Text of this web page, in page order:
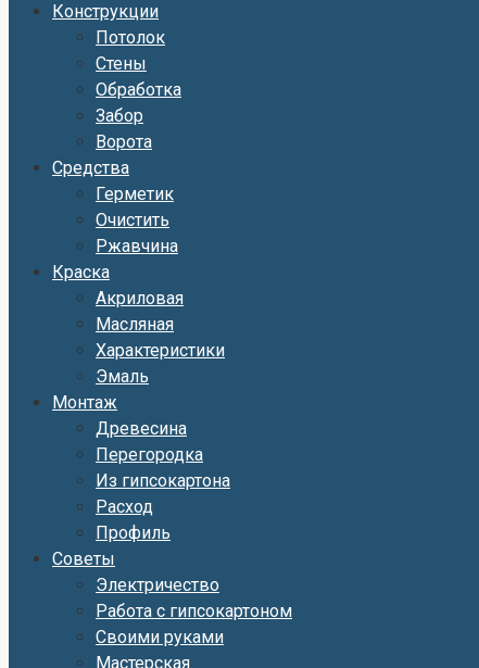
Конструкции
Потолок
Стены
Обработка
Забор
Ворота
Средства
Герметик
Очистить
Ржавчина
Краска
Акриловая
Масляная
Характеристики
Эмаль
Монтаж
Древесина
Перегородка
Из гипсокартона
Расход
Профиль
Советы
Электричество
Работа с гипсокартоном
Своими руками
Мастерская